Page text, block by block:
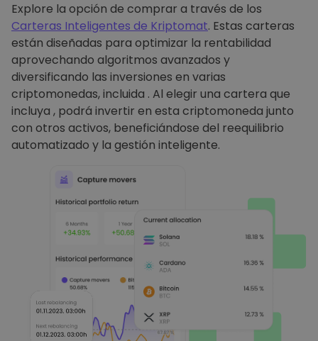
Explore la opción de comprar a través de los
Carteras Inteligentes de Kriptomat. Estas carteras
están diseñadas para optimizar la rentabilidad
aprovechando algoritmos avanzados y
diversificando las inversiones en varias
criptomonedas, incluida . Al elegir una cartera que
incluya , podrá invertir en esta criptomoneda junto
con otros activos, beneficiándose del reequilibrio
automatizado y la gestión inteligente.